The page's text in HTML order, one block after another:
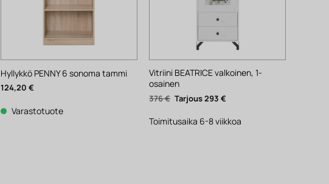
Hyllykkö PENNY 6 sonoma tammi
124,20 €
Varastotuote
Vitriini BEATRICE valkoinen, 1-
osainen
376€ Alkuperäinen
hinta
376 €.
293€
293 €.
Toimitusaika 6-8 viikkoa